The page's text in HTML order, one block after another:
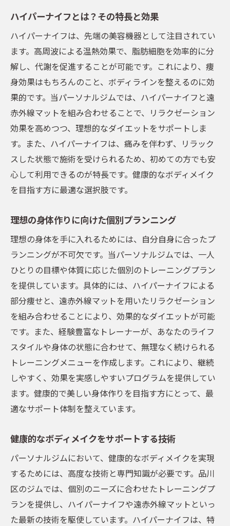
ハイパーナイフとは？その特長と効果
ハイパーナイフは、先端の美容機器として注目されてい
ます。高周波による温熱効果で、脂肪細胞を効率的に分
解し、代謝を促進することが可能です。これにより、痩
身効果はもちろんのこと、ボディラインを整えるのに効
果的です。当パーソナルジムでは、ハイパーナイフと遠
赤外線マットを組み合わせることで、リラクゼーション
効果を高めつつ、理想的なダイエットをサポートしま
す。また、ハイパーナイフは、痛みを伴わず、リラック
スした状態で施術を受けられるため、初めての方でも安
心して利用できるのが特長です。健康的なボディメイク
を目指す方に最適な選択肢です。
理想の身体作りに向けた個別プランニング
理想の身体を手に入れるためには、自分自身に合ったプ
ランニングが不可欠です。当パーソナルジムでは、一人
ひとりの目標や体質に応じた個別のトレーニングプラン
を提供しています。具体的には、ハイパーナイフによる
部分痩せと、遠赤外線マットを用いたリラクゼーション
を組み合わせることにより、効果的なダイエットが可能
です。また、経験豊富なトレーナーが、あなたのライフ
スタイルや身体の状態に合わせて、無理なく続けられる
トレーニングメニューを作成します。これにより、継続
しやすく、効果を実感しやすいプログラムを提供してい
ます。健康的で美しい身体作りを目指す方にとって、最
適なサポート体制を整えています。
健康的なボディメイクをサポートする技術
パーソナルジムにおいて、健康的なボディメイクを実現
するためには、高度な技術と専門知識が必要です。品川
区のジムでは、個別のニーズに合わせたトレーニングプ
ランを提供し、ハイパーナイフや遠赤外線マットといっ
た最新の技術を駆使しています。ハイパーナイフは、特